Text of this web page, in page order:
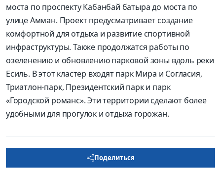
моста по проспекту Кабанбай батыра до моста по
улице Амман. Проект предусматривает создание
комфортной для отдыха и развитие спортивной
инфраструктуры. Также продолжатся работы по
озеленению и обновлению парковой зоны вдоль реки
Есиль. В этот кластер входят парк Мира и Согласия,
Триатлон-парк, Президентский парк и парк
«Городской романс». Эти территории сделают более
удобными для прогулок и отдыха горожан.
Поделиться